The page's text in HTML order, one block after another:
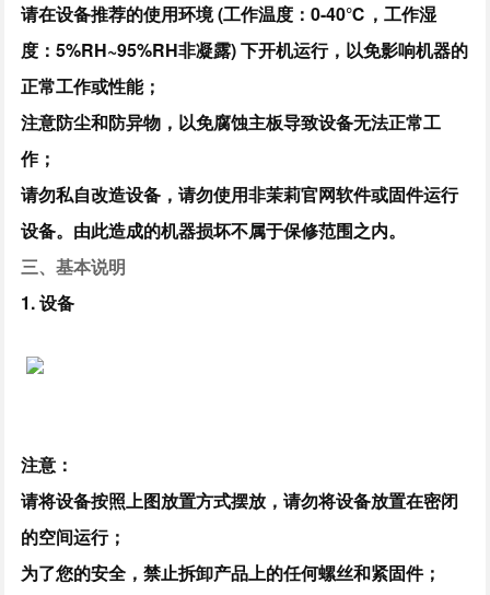
请在设备推荐的使用环境 (工作温度：0-40℃，工作湿
度：5%RH~95%RH非凝露) 下开机运行，以免影响机器的
正常工作或性能；
注意防尘和防异物，以免腐蚀主板导致设备无法正常工
作；
请勿私自改造设备，请勿使用非茉莉官网软件或固件运行
设备。由此造成的机器损坏不属于保修范围之内。
三、基本说明
1. 设备
注意：
请将设备按照上图放置方式摆放，请勿将设备放置在密闭
的空间运行；
为了您的安全，禁止拆卸产品上的任何螺丝和紧固件；